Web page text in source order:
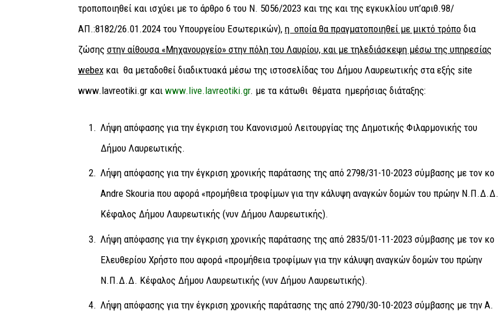
τροποποιηθεί και ισχύει με το άρθρο 6 του Ν. 5056/2023 και της και της εγκυκλίου υπ’αριθ.98/
ΑΠ.:8182/26.01.2024 του Υπουργείου Εσωτερικών), η οποία θα πραγματοποιηθεί με μικτό τρόποδια
ζώσης στην αίθουσα «Μηχανουργείο» στην πόλη του Λαυρίου, και με τηλεδιάσκεψη μέσω της υπηρεσίας
webexκαι θα μεταδοθεί διαδικτυακά μέσω της ιστοσελίδας του Δήμου Λαυρεωτικής στα εξής site
www.lavreotiki.gr και www.live.lavreotiki.gr. με τα κάτωθι θέματα ημερήσιας διάταξης:
Λήψη απόφασης για την έγκριση του Κανονισμού Λειτουργίας της Δημοτικής Φιλαρμονικής του
Δήμου Λαυρεωτικής.
Λήψη απόφασης για την έγκριση χρονικής παράτασης της από 2798/31-10-2023 σύμβασης με τον κο
Andre Skouria που αφορά «προμήθεια τροφίμων για την κάλυψη αναγκών δομών του πρώην Ν.Π.Δ.Δ.
Κέφαλος Δήμου Λαυρεωτικής (νυν Δήμου Λαυρεωτικής).
Λήψη απόφασης για την έγκριση χρονικής παράτασης της από 2835/01-11-2023 σύμβασης με τον κο
Ελευθερίου Χρήστο που αφορά «προμήθεια τροφίμων για την κάλυψη αναγκών δομών του πρώην
Ν.Π.Δ.Δ. Κέφαλος Δήμου Λαυρεωτικής (νυν Δήμου Λαυρεωτικής).
Λήψη απόφασης για την έγκριση χρονικής παράτασης της από 2790/30-10-2023 σύμβασης με την Α.